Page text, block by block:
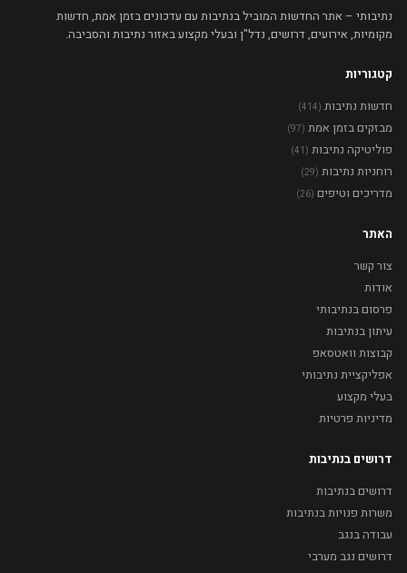
נתיבותי – אתר החדשות המוביל בנתיבות עם עדכונים בזמן אמת, חדשות
מקומיות, אירועים, דרושים, נדל"ן ובעלי מקצוע באזור נתיבות והסביבה.
קטגוריות
חדשות נתיבות (414)
מבזקים בזמן אמת (97)
פוליטיקה נתיבות (41)
רוחניות נתיבות (29)
מדריכים וטיפים (26)
האתר
צור קשר
אודות
פרסום בנתיבותי
עיתון בנתיבות
קבוצות וואטסאפ
אפליקציית נתיבותי
בעלי מקצוע
מדיניות פרטיות
דרושים בנתיבות
דרושים בנתיבות
משרות פנויות בנתיבות
עבודה בנגב
דרושים נגב מערבי